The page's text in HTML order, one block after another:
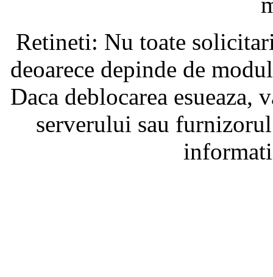
Retineti: Nu toate
deoarece depinde de
Daca deblocarea
serverului sau